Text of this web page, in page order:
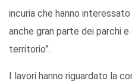
incuria che hanno
anche gran parte dei parchi
territorio”.
I lavori hanno riguardato la